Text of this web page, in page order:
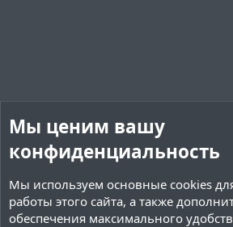
г
о
о
с с
Мы ценим вашу
конфиденциальность
Мы используем основные cookies
работы этого сайта, а также
обеспечения максимального